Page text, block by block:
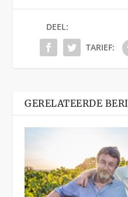
DEEL:
TARIEF:
GERELATEERDE